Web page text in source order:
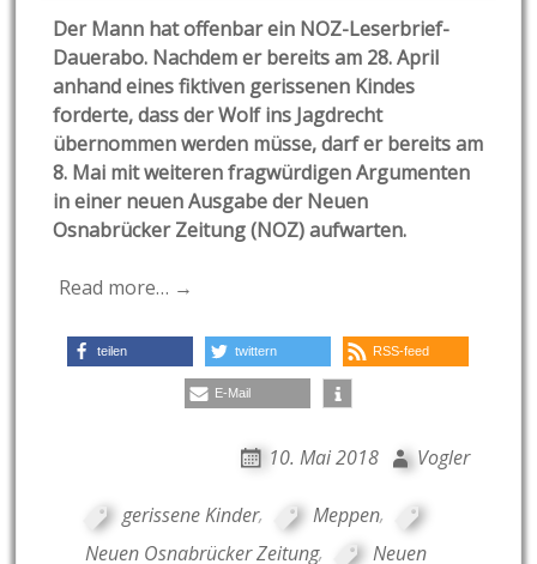
Der Mann hat offenbar ein NOZ-Leserbrief-
Dauerabo. Nachdem er bereits am 28. April
anhand eines fiktiven gerissenen Kindes
forderte, dass der Wolf ins Jagdrecht
übernommen werden müsse, darf er bereits am
8. Mai mit weiteren fragwürdigen Argumenten
in einer neuen Ausgabe der Neuen
Osnabrücker Zeitung (NOZ) aufwarten.
Read more… →
teilen twittern RSS-feed
E-Mail
10. Mai 2018 Vogler
gerissene Kinder, Meppen,
Neuen Osnabrücker Zeitung, Neuen